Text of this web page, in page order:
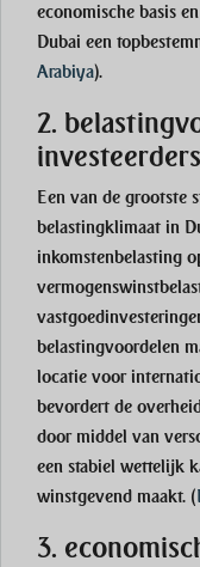
economische basis
Dubai een
Arabiya).
2.
Een van de grootste
belastingklimaat in
inkomstenbelasting
belastingvoordelen
locatie voor
bevordert de
door middel van
een stabiel wettelijk
winstgevend maakt. (
3.